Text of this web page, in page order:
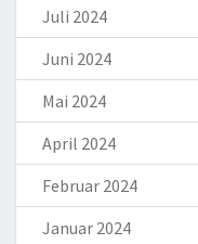
Juli 2024
Juni 2024
Mai 2024
April 2024
Februar 2024
Januar 2024